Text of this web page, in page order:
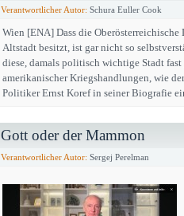
Verantwortlicher Autor: Schura Euller Cook
Wien [ENA] Dass die
Altstadt besitzt, ist gar nicht so
diese, damals politisch wichtige Stadt
amerikanischer Kriegshandlungen, wie
Politiker Ernst Koref in seiner Biografie
Gott oder der Mammon
Verantwortlicher Autor: Sergej Perelman